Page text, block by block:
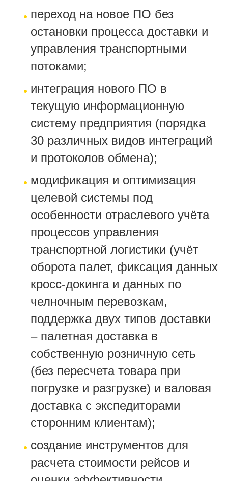
переход на новое ПО без
остановки процесса доставки и
управления транспортными
потоками;
интеграция нового ПО в
текущую информационную
систему предприятия (порядка
30 различных видов интеграций
и протоколов обмена);
модификация и оптимизация
целевой системы под
особенности отраслевого учёта
процессов управления
транспортной логистики (учёт
оборота палет, фиксация данных
кросс-докинга и данных по
челночным перевозкам,
поддержка двух типов доставки
– палетная доставка в
собственную розничную сеть
(без пересчета товара при
погрузке и разгрузке) и валовая
доставка с экспедиторами
сторонним клиентам);
создание инструментов для
расчета стоимости рейсов и